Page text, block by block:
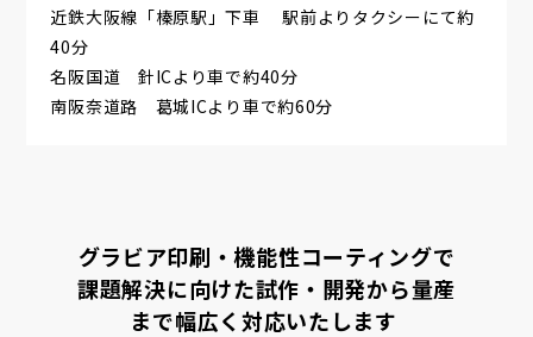
近鉄大阪線「榛原駅」下車 駅前よりタクシーにて約
40分
名阪国道 針ICより車で約40分
南阪奈道路 葛城ICより車で約60分
グラビア印刷・機能性コーティングで
課題解決に向けた試作・開発から量産
まで幅広く対応いたします